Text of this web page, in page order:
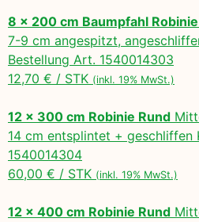
8 x 200 cm Baumpfahl Robinie
7-9 cm angespitzt,
Bestellung Art. 1540014303
12,70 € / STK (inkl. 19% MwSt.)
12 x 300 cm Robinie Rund
14 cm entsplintet +
1540014304
60,00 € / STK (inkl. 19% MwSt.)
12 x 400 cm Robinie Rund